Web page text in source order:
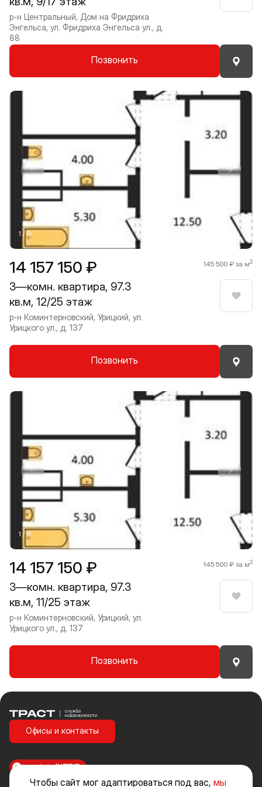
р-н Центральный, Дом на Фридриха
Энгельса, ул. Фридриха Энгельса ул., д.
88
Позвонить
14 157 150 ₽ 145 500 ₽ за м2
3—комн. квартира, 97.3
кв.м, 12/25 этаж
р-н Коминтерновский, Урицкий, ул.
Урицкого ул., д. 137
Позвонить
1 / 8
Прокрутить влево
14 157 150 ₽ 145 500 ₽ за м2
3—комн. квартира, 97.3
кв.м, 11/25 этаж
р-н Коминтерновский, Урицкий, ул.
Урицкого ул., д. 137
Позвонить
1 / 8
Прокрутить влево
Чтобы сайт мог адаптироваться под вас, мы
Траст | Служба недвижимости
Офисы и контакты
made inINTRID